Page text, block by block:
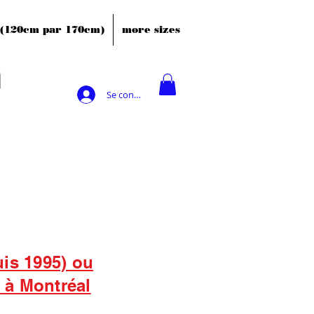
par 170cm) more sizes
Se connecter
1995) ou
Montréal